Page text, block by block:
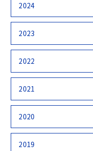
2024
2023
2022
2021
2020
2019